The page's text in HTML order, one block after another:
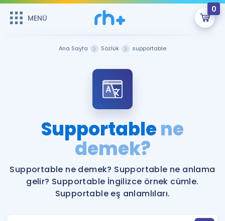
MENÜ
0
Şifremi Hatırlamıyorum
Sepetin Şu An Boş.
Remzi Hoca ile seni sınava hazırlayacak onlarca eğitim seni
bekliyor!
MENÜ
Katılımcı Görüşleri
Faydalı Araçlar
Ücretsiz Kaynaklar
İngilizce Gramer
Ana Sayfa Sözlük supportable
Supportablene
demek?
Supportable ne demek? Supportable ne anlama
gelir? Supportable İngilizce örnek cümle.
Supportable eş anlamlıları.